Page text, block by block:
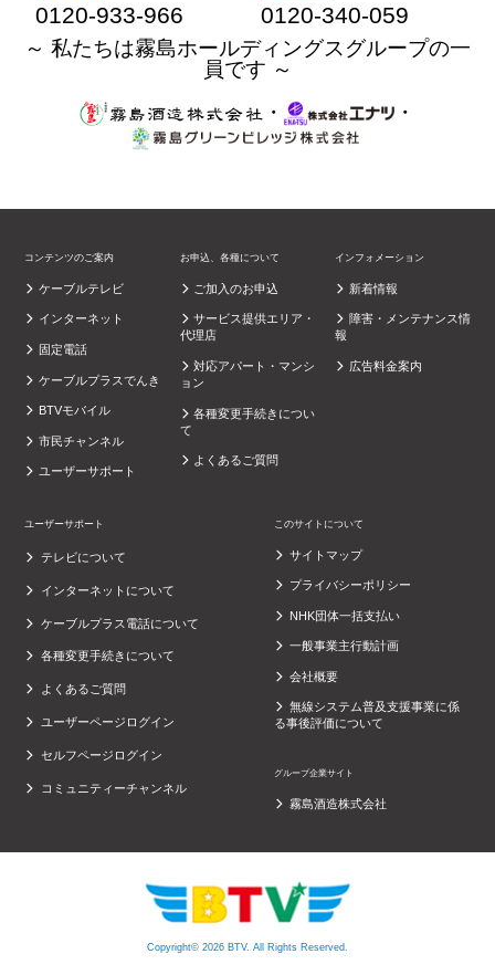
0120-933-966 0120-340-059
～ 私たちは霧島ホールディングスグループの一
員です ～
・
・
コンテンツのご案内
ケーブルテレビ
インターネット
固定電話
ケーブルプラスでんき
BTVモバイル
市民チャンネル
ユーザーサポート
お申込、各種について
ご加入のお申込
サービス提供エリア・
代理店
対応アパート・マンシ
ョン
各種変更手続きについ
て
よくあるご質問
インフォメーション
新着情報
障害・メンテナンス情
報
広告料金案内
ユーザーサポート
テレビについて
インターネットについて
ケーブルプラス電話について
各種変更手続きについて
よくあるご質問
ユーザーページログイン
セルフページログイン
コミュニティーチャンネル
このサイトについて
サイトマップ
プライバシーポリシー
NHK団体一括支払い
一般事業主行動計画
会社概要
無線システム普及支援事業に係
る事後評価について
グループ企業サイト
霧島酒造株式会社
Copyright© 2026 BTV. All Rights Reserved.